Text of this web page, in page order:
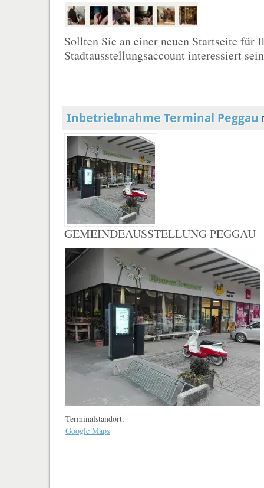
Sollten Sie an einer neuen Startseite für
Stadtausstellungsaccount interessiert
Inbetriebnahme Terminal Peggau
GEMEINDEAUSSTELLUNG PEGGAU
Terminalstandort:
Google Maps